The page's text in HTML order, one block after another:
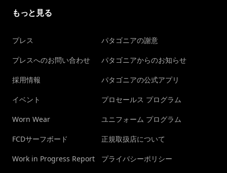
もっと見る
プレス
プレスへのお問い合わせ
採用情報
イベント
Worn Wear
FCDサーフボード
Work in Progress Report
パタゴニアの謝意
パタゴニアからのお知らせ
パタゴニアの公式アプリ
プロセールス プログラム
ユニフォーム プログラム
正規取扱店について
プライバシーポリシー